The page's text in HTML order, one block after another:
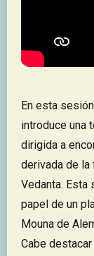
En esta
introduce una
dirigida a
derivada de
Vedanta. Esta
papel de un
Mouna de
Cabe